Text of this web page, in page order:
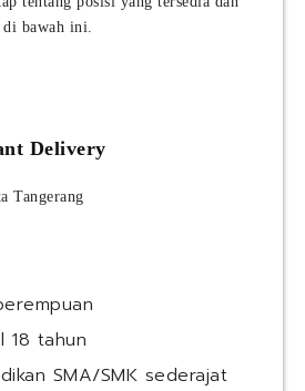
di bawah ini.
Delivery
Tangerang
18 tahun
SMA/SMK sederajat